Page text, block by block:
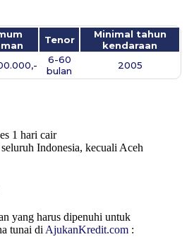
Tenor
Minimal tahun
kendaraan
6-60
bulan
2005
1 hari cair
Indonesia, kecuali Aceh
yang harus dipenuhi untuk
tunai di AjukanKredit.com :